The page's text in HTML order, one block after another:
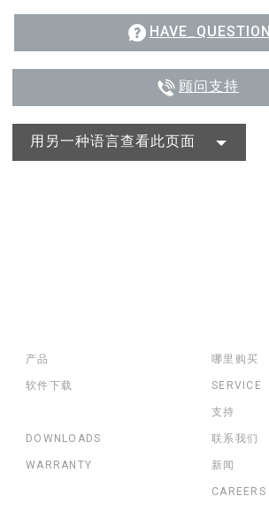
HAVE_QUESTION
顾问支持
用另一种语言查看此页面
产品
软件下载
哪里购买
SERVICE
支持
DOWNLOADS
WARRANTY
联系我们
新闻
CAREERS